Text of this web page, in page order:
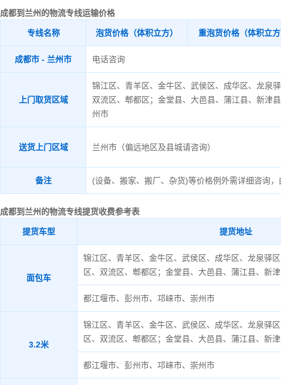
成都到兰州的物流专线运输价格
专线名称 泡货价格（体积立方） 重泡货价格（体积立方
成都市 - 兰州市 电话咨询
上门取货区域
锦江区、青羊区、金牛区、武侯区、成华区、龙泉
双流区、郫都区；金堂县、大邑县、蒲江县、新津
州市
送货上门区域 兰州市（偏远地区及县城请咨询）
备注 (设备、搬家、搬厂、杂货)等价格例外需详细咨询
成都到兰州的物流专线提货收费参考表
提货车型 提货地址
面包车
锦江区、青羊区、金牛区、武侯区、成华区、龙泉驿
区、双流区、郫都区；金堂县、大邑县、蒲江县、新
都江堰市、彭州市、邛崃市、崇州市
3.2米
锦江区、青羊区、金牛区、武侯区、成华区、龙泉驿
区、双流区、郫都区；金堂县、大邑县、蒲江县、新
都江堰市、彭州市、邛崃市、崇州市